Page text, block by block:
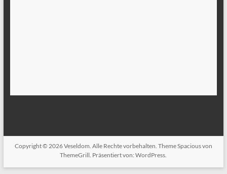
Copyright © 2026Veseldom . Alle Rechte vorbehalten. ThemeSpaciousvon
ThemeGrill. Präsentiert von:WordPress